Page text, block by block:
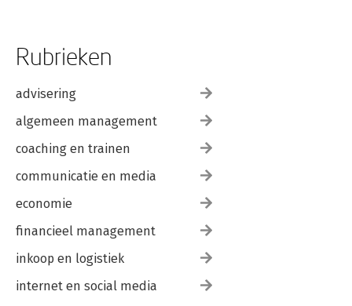
Rubrieken
advisering
algemeen management
coaching en trainen
communicatie en media
economie
financieel management
inkoop en logistiek
internet en social media